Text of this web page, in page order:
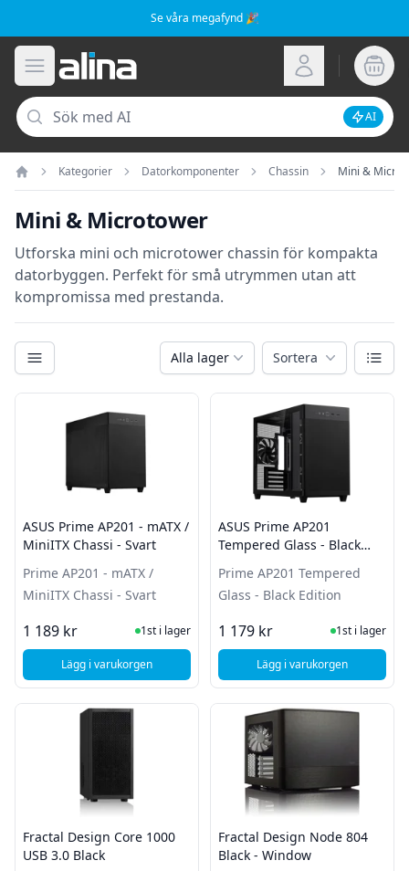
Se våra megafynd 🎉
Öppna meny
Alina.se Logga in
Sök
AI
Hem
Kategorier Datorkomponenter Chassin Mini &
Mini & Microtower
Utforska mini och microtower chassin för kompakta
datorbyggen. Perfekt för små utrymmen utan att
kompromissa med prestanda.
Kategorier Alla lager Sortera Växla
Filter
Produkter
ASUS Prime AP201 - mATX /
MiniITX Chassi - Svart
Prime AP201 - mATX /
MiniITX Chassi - Svart
1 189 kr I Lager
1st i lager
Lägg i varukorgen, ASUS Prime AP201 - mATX / MiniITX Chassi - Svart
ASUS Prime AP201
Tempered Glass - Black
Prime AP201 Tempered
Glass - Black Edition
1 179 kr I Lager
1st i lager
Lägg i varukorgen
, ASUS Prime
Fractal Design Core 1000
USB 3.0 Black
Fractal Design Node 804
Black - Window